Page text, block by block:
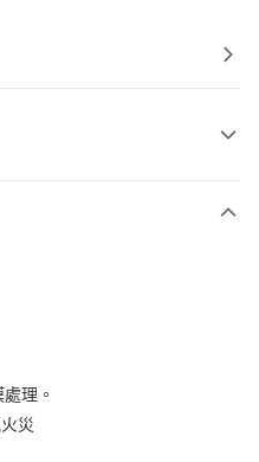
台北富邦商業銀行
兆豐國際商業銀行
理。
災